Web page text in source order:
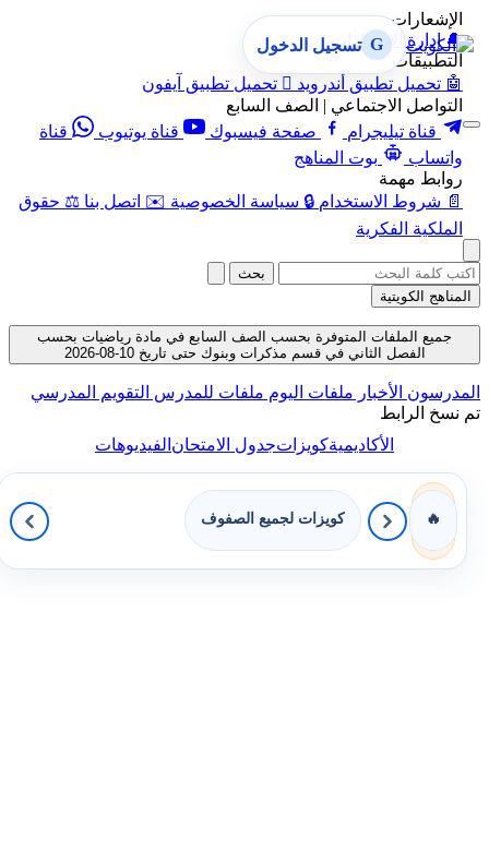
الإشعارات
🔔 إدارة الإشعارات
التطبيقات
🤖 تحميل تطبيق أندرويد  تحميل تطبيق آيفون
التواصل الاجتماعي | الصف السابع
قناة تيليجرام
صفحة فيسبوك قناة يوتيوب
قناة
واتساب
بوت المناهج
روابط مهمة
📄 شروط الاستخدام 🔒 سياسة الخصوصية ✉️ اتصل بنا ⚖️ حقوق
الملكية الفكرية
G تسجيل الدخول
بحث
المناهج الكويتية
جميع الملفات المتوفرة بحسب الصف السابع في مادة رياضيات بحسب
الفصل الثاني في قسم مذكرات وبنوك حتى تاريخ 10-08-2026
المدرسون الأخبار ملفات اليوم ملفات للمدرس التقويم المدرسي
تم نسخ الرابط
الأكاديميةكويزاتجدول الامتحانالفيديوهات
🔥 كويزات لجميع الصفوف